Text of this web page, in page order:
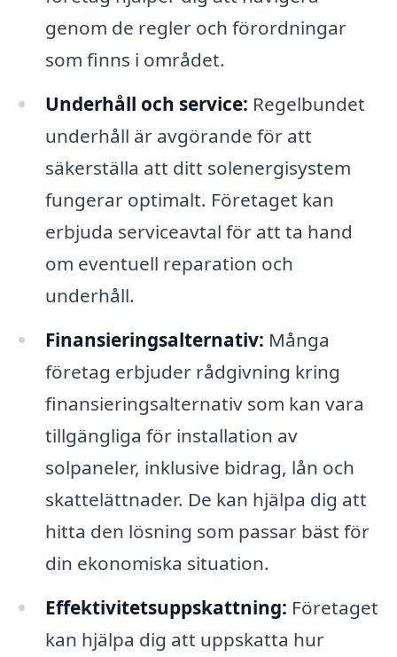
genom de regler och förordningar
som finns i området.
Underhåll och service: Regelbundet
underhåll är avgörande för att
säkerställa att ditt solenergisystem
fungerar optimalt. Företaget kan
erbjuda serviceavtal för att ta hand
om eventuell reparation och
underhåll.
Finansieringsalternativ: Många
företag erbjuder rådgivning kring
finansieringsalternativ som kan vara
tillgängliga för installation av
solpaneler, inklusive bidrag, lån och
skattelättnader. De kan hjälpa dig att
hitta den lösning som passar bäst för
din ekonomiska situation.
Effektivitetsuppskattning: Företaget
kan hjälpa dig att uppskatta hur